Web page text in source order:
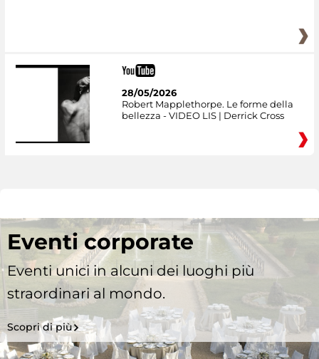
28/05/2026
Robert Mapplethorpe. Le forme della
bellezza - VIDEO LIS | Derrick Cross
Eventi corporate
Eventi unici in alcuni dei luoghi più
straordinari al mondo.
Scopri di più